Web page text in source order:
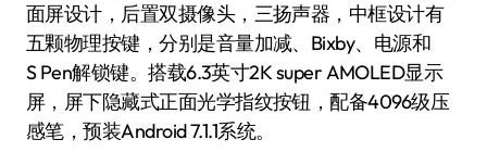
面屏设计，后置双摄像头，三扬声器，中框设计有
五颗物理按键，分别是音量加减、Bixby、电源和
S Pen解锁键。搭载6.3英寸2K super AMOLED显示
屏，屏下隐藏式正面光学指纹按钮，配备4096级压
感笔，预装Android 7.1.1系统。